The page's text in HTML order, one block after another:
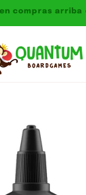
en compras arriba